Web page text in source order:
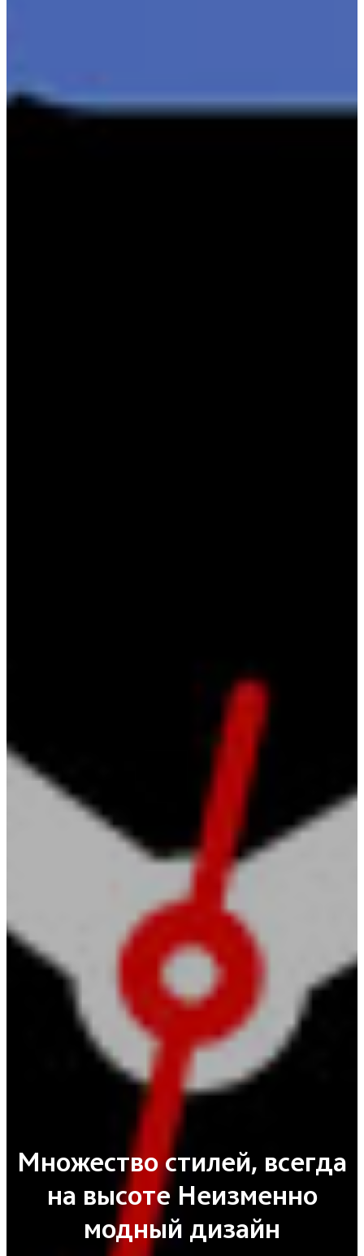
Множество стилей, всегда
на высоте Неизменно
модный дизайн